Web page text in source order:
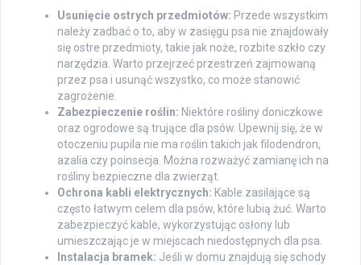
Usunięcie ostrych przedmiotów: Przede wszystkim
należy zadbać o to, aby w zasięgu psa nie znajdowały
się ostre przedmioty, takie jak noże, rozbite szkło czy
narzędzia. Warto przejrzeć przestrzeń zajmowaną
przez psa i usunąć wszystko, co może stanowić
zagrożenie.
Zabezpieczenie roślin: Niektóre rośliny doniczkowe
oraz ogrodowe są trujące dla psów. Upewnij się, że w
otoczeniu pupila nie ma roślin takich jak filodendron,
azalia czy poinsecja. Można rozważyć zamianę ich na
rośliny bezpieczne dla zwierząt.
Ochrona kabli elektrycznych: Kable zasilające są
często łatwym celem dla psów, które lubią żuć. Warto
zabezpieczyć kable, wykorzystując osłony lub
umieszczając je w miejscach niedostępnych dla psa.
Instalacja bramek: Jeśli w domu znajdują się schody